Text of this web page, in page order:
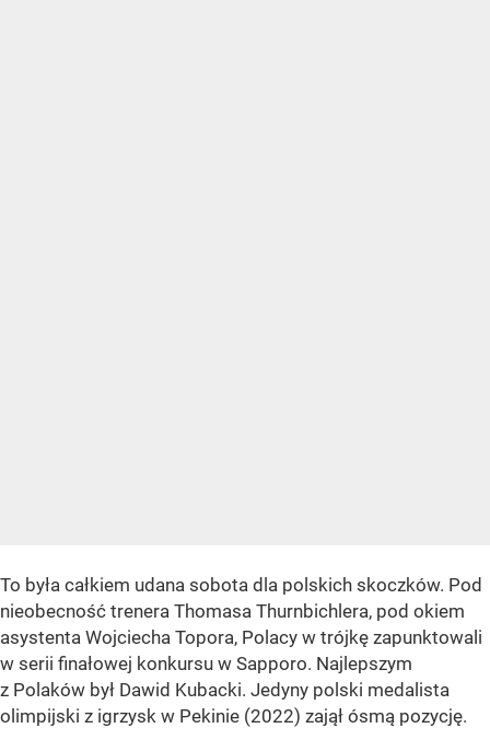
To była całkiem udana sobota dla polskich skoczków. Pod
nieobecność trenera Thomasa Thurnbichlera, pod okiem
asystenta Wojciecha Topora, Polacy w trójkę zapunktowali
w serii finałowej konkursu w Sapporo. Najlepszym
z Polaków był Dawid Kubacki. Jedyny polski medalista
olimpijski z igrzysk w Pekinie (2022) zajął ósmą pozycję.